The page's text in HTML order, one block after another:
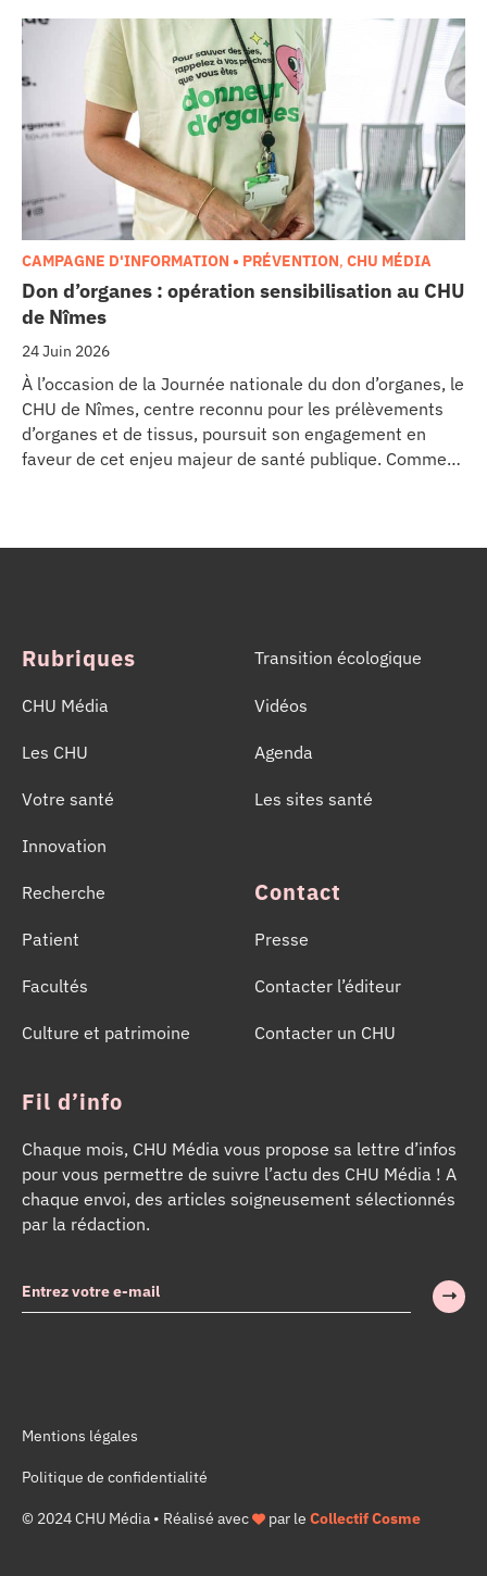
l’excellence clinique et scientifique de l’établissement.
Ce projet représente un investissement de 9,5 millions
d’euros pour l’acquisition et l’installation de
l’équipement au cœur même du pôle régional de
cancérologie.
Don d’organes : opération sensibilisation au CHU
de Nîmes
24 Juin 2026
CAMPAGNE D'INFORMATION • PRÉVENTION, CHU MÉDIA
À l’occasion de la Journée nationale du don d’organes, le
CHU de Nîmes, centre reconnu pour les prélèvements
d’organes et de tissus, poursuit son engagement en
faveur de cet enjeu majeur de santé publique. Comme
Rubriques
CHU Média
Les CHU
Votre santé
Innovation
Recherche
Patient
Facultés
Culture et patrimoine
Transition écologique
Vidéos
Agenda
Les sites santé
Contact
Presse
Contacter l’éditeur
Contacter un CHU
Fil d’info
Chaque mois, CHU Média vous propose sa lettre d’infos
pour vous permettre de suivre l’actu des CHU Média ! A
chaque envoi, des articles soigneusement sélectionnés
par la rédaction.
Mentions légales
Politique de confidentialité
© 2024 CHU Média • Réalisé avec par le Collectif Cosme